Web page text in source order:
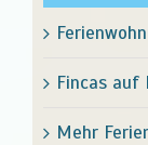
Fincas auf
Mehr